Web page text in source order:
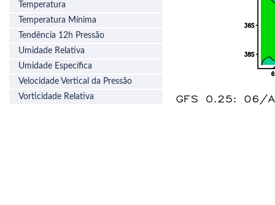
Temperatura
Temperatura Mínima
Tendência 12h Pressão
Umidade Relativa
Umidade Específica
Velocidade Vertical da Pressão
Vorticidade Relativa